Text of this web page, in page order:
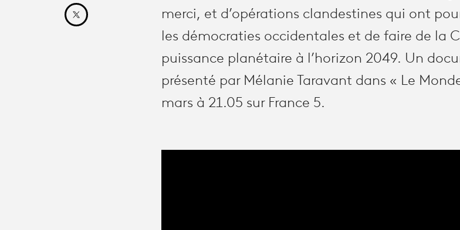
merci, et d’opérations clandestines qui ont
les démocraties occidentales et de faire de la
puissance planétaire à l’horizon 2049. Un
présenté par Mélanie Taravant dans « Le
mars à 21.05 sur France 5.
Partager cet article sur X